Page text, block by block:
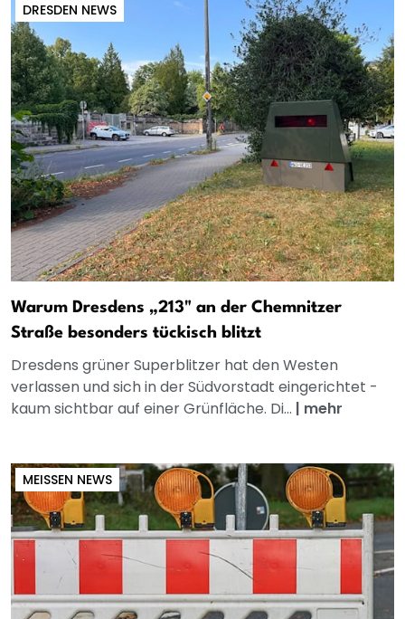
DRESDEN NEWS
Warum Dresdens „213" an der Chemnitzer
Straße besonders tückisch blitzt
Dresdens grüner Superblitzer hat den Westen
verlassen und sich in der Südvorstadt eingerichtet -
kaum sichtbar auf einer Grünfläche. Di... | mehr
MEISSEN NEWS